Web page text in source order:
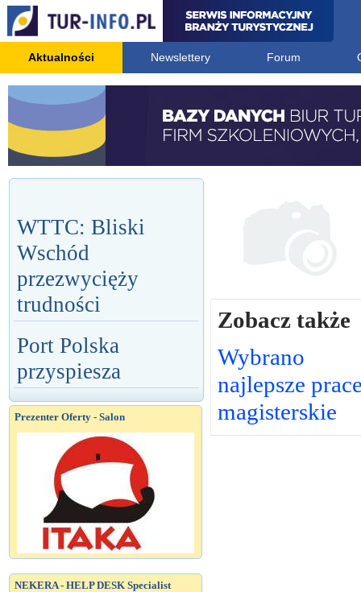
Aktualności Newslettery Forum
WTTC: Bliski
Wschód
przezwycięży
trudności
Port Polska
przyspiesza
Prezenter Oferty - Salon
NEKERA - HELP DESK Specialist
Zobacz także
Wybrano
najlepsze
magisterskie